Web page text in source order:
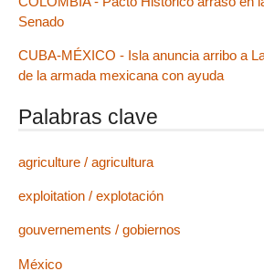
Senado
CUBA-MÉXICO - Isla anuncia arribo a
de la armada mexicana con ayuda
Palabras clave
agriculture / agricultura
exploitation / explotación
gouvernements / gobiernos
México